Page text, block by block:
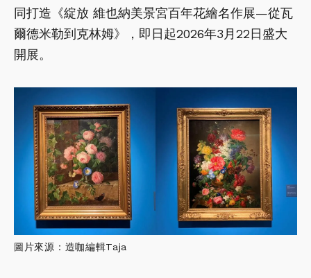
同打造《綻放 維也納美景宮百年花繪名作展—從瓦
爾德米勒到克林姆》，即日起2026年3月22日盛大
開展。
圖片來源：造咖編輯Taja